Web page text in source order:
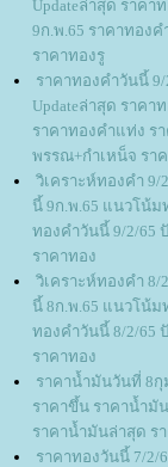
Updateล่าสุด ราคา
9ก.พ.65 ราคาทอง
ราคาทองรู
ราคาทองคำวันนี้ 9/
Updateล่าสุด ราคา
ราคาทองคำแท่ง ร
พรรณ+กำเหน็จ รา
วิเคราะห์ทองคำ 9/
นี้ 9ก.พ.65 แนวโน้ม
ทองคำวันนี้ 9/2/65
ราคาทอง
วิเคราะห์ทองคำ 8/
นี้ 8ก.พ.65 แนวโน้ม
ทองคำวันนี้ 8/2/65
ราคาทอง
ราคาน้ำมันวันที่ 8
ราคาขึ้น ราคาน้ำมั
ราคาน้ำมันล่าสุด ร
ราคาทองวันนี้ 7/2/